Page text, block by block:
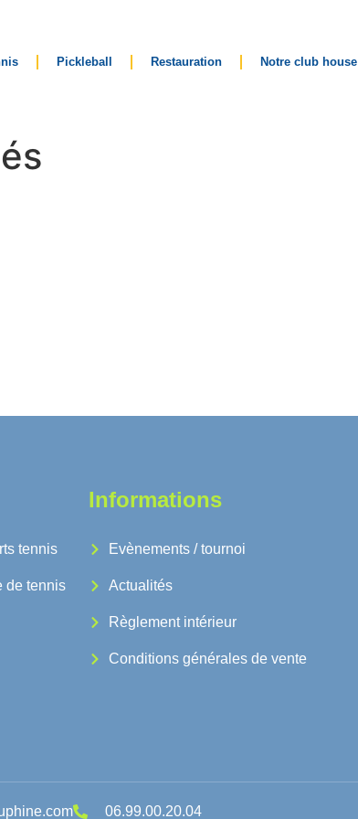
Pickleball Restauration Notre club house
tennis
de tennis
Informations
Evènements / tournoi
Actualités
Règlement intérieur
Conditions générales de vente
06.99.00.20.04